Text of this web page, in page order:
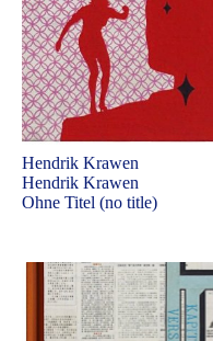
Hendrik Krawen
Hendrik Krawen
Ohne Titel (no title)